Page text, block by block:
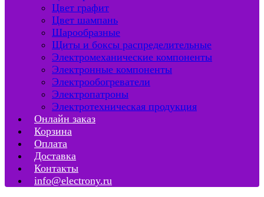
Цвет графит
Цвет шампань
Шарообразные
Щиты и боксы распределительные
Электромеханические компоненты
Электронные компоненты
Электрообогреватели
Электропатроны
Электротехническая продукция
Онлайн заказ
Корзина
Оплата
Доставка
Контакты
info@electrony.ru